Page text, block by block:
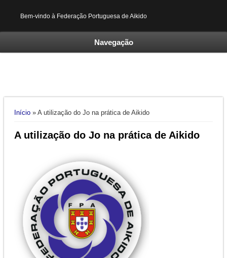
Bem-vindo à Federação Portuguesa de Aikido
Navegação
Está aqui
Início» A utilização do Jo na prática de Aikido
A utilização do Jo na prática de Aikido